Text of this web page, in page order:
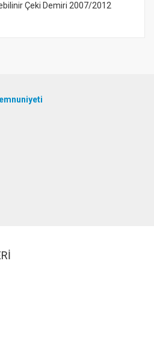
Çeki Demiri 2007/2012